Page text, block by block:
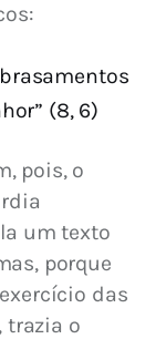
(8, 6)
pois, o
um texto
porque
das
trazia o